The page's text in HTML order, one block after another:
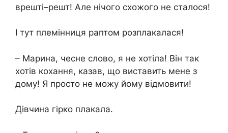
врешті–решт! Але нічого схожого не сталося!
І тут племінниця раптом розплакалася!
– Марина, чесне слово, я не хотіла! Він так
хотів кохання, казав, що виставить мене з
дому! Я просто не можу йому відмовити!
Дівчина гірко плакала.